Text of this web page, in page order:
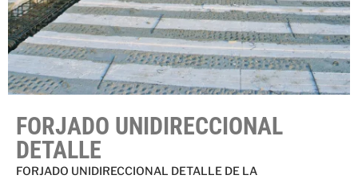
FORJADO UNIDIRECCIONAL
DETALLE
FORJADO UNIDIRECCIONAL DETALLE DE LA